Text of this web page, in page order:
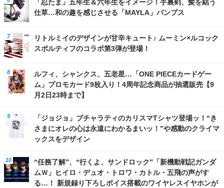
「忍たま」五年生＆六年生をイメージ！手裏剣、髪を結う
仕草…和の趣を感じさせる「MAYLA」パンプス
リトルミイのデザインが甘辛キュート♪ ムーミン×ルコック
スポルティフのコラボ第3弾が登場！
ルフィ、シャンクス、五老星…「ONE PIECEカードゲー
ム」プロモカード9枚入り！4周年記念商品が抽選販売【9
月2日23時まで】
「ジョジョ」ブチャラティのカリスマTシャツ登場ッ！“き
さまにオレの心は永遠にわかるまいッ！”や感動のクライマ
ックスをデザイン
“任務了解”、“行くよ、サンドロック”「新機動戦記ガンダ
ムＷ」ヒイロ・デュオ・トロワ・カトル・五飛の声がす
る…！ 新規録り下ろしボイス搭載のワイヤレスイヤホンが